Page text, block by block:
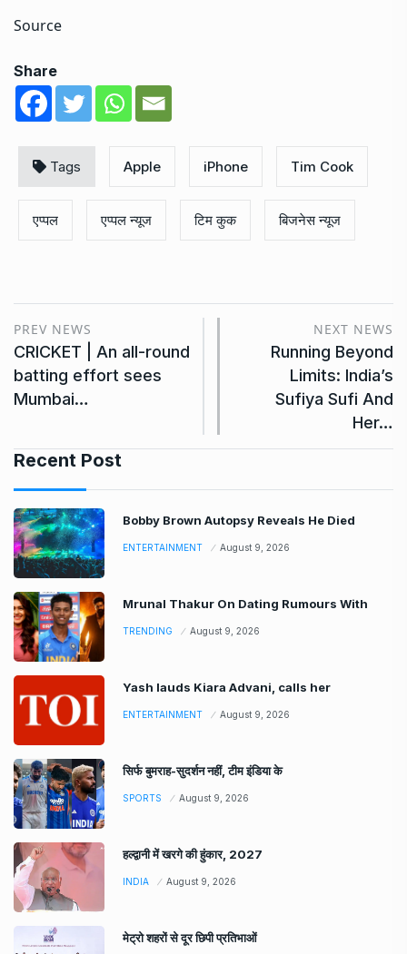
Source
Share
Tags Apple iPhone Tim Cook
एप्पल एप्पल न्यूज टिम कुक बिजनेस न्यूज
PREV NEWS
CRICKET | An all-round
batting effort sees
Mumbai…
NEXT NEWS
Running Beyond
Limits: India’s
Sufiya Sufi And
Her…
Recent Post
Bobby Brown Autopsy Reveals He Died
ENTERTAINMENT August 9, 2026
Mrunal Thakur On Dating Rumours With
TRENDING August 9, 2026
Yash lauds Kiara Advani, calls her
ENTERTAINMENT August 9, 2026
सिर्फ बुमराह-सुदर्शन नहीं, टीम इंडिया के
SPORTS August 9, 2026
हल्द्वानी में खरगे की हुंकार, 2027
INDIA August 9, 2026
मेट्रो शहरों से दूर छिपी प्रतिभाओं